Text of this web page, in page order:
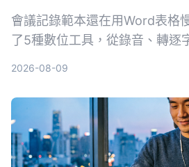
會議記錄範本還在用Word表格
了5種數位工具，從錄音、轉逐
2026-08-09